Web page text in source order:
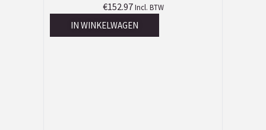
€152.97 Incl. BTW
IN WINKELWAGEN